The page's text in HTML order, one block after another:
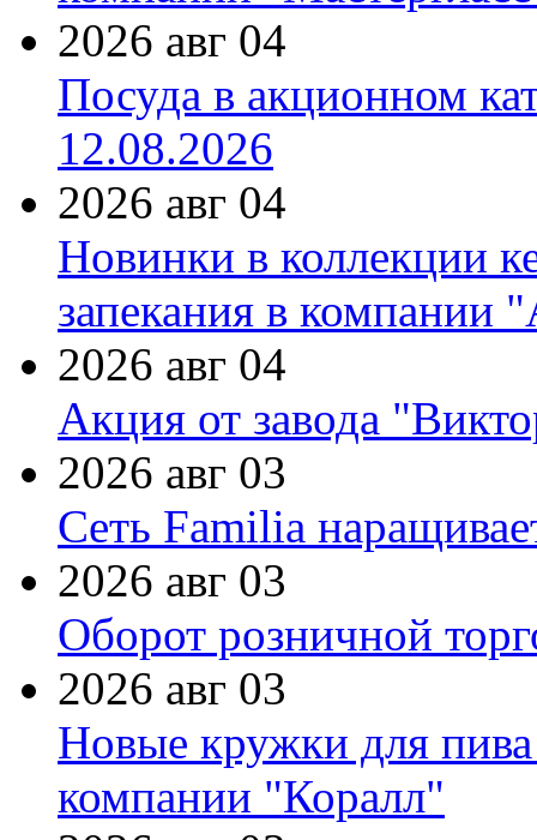
2026 авг 04
Посуда в акционном
12.08.2026
2026 авг 04
Новинки в коллекции
запекания в компании
2026 авг 04
Акция от завода
2026 авг 03
Сеть Familia
2026 авг 03
Оборот розничной
2026 авг 03
Новые кружки для
компании "Коралл"